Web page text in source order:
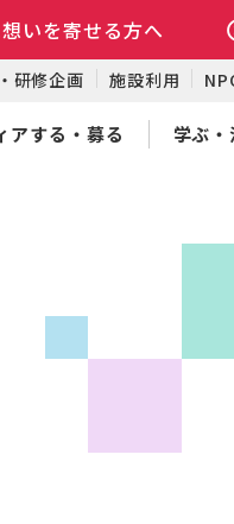
いを寄せる方へ
研修企画 施設利用
アする・募る 学ぶ・